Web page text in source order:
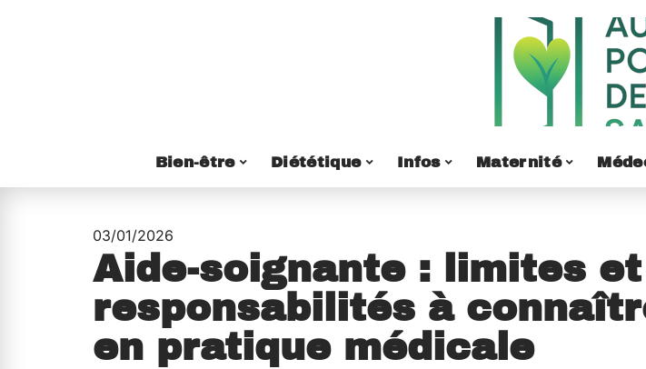
Bien-être Diététique Infos Maternité
03/01/2026
Aide-soignante : limites et
responsabilités à
en pratique médicale